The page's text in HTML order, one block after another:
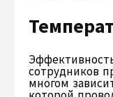
сотрудников
многом